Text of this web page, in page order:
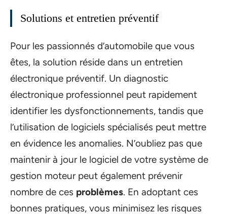
Solutions et entretien préventif
Pour les passionnés d’automobile que vous
êtes, la solution réside dans un entretien
électronique préventif. Un diagnostic
électronique professionnel peut rapidement
identifier les dysfonctionnements, tandis que
l’utilisation de logiciels spécialisés peut mettre
en évidence les anomalies. N’oubliez pas que
maintenir à jour le logiciel de votre système de
gestion moteur peut également prévenir
nombre de ces problèmes. En adoptant ces
bonnes pratiques, vous minimisez les risques